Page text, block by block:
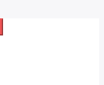
น ขาย
Ai
งลงโพสต์อสังหาฯ รับโพส
… ให้เราจัดการให้! ด้วย